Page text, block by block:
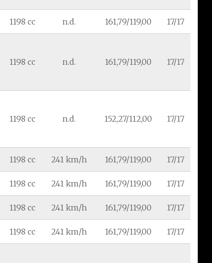
1198 cc n.d. 161,79/119,00 17/17
1198 cc n.d. 161,79/119,00 17/17
1198 cc n.d. 152,27/112,00 17/17
1198 cc 241 km/h 161,79/119,00 17/17
1198 cc 241 km/h 161,79/119,00 17/17
1198 cc 241 km/h 161,79/119,00 17/17
1198 cc 241 km/h 161,79/119,00 17/17